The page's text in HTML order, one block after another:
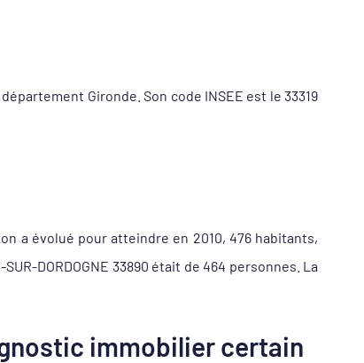
Gironde. Son code INSEE est le 33319
a évolué pour atteindre en 2010, 476 habitants,
DORDOGNE 33890 était de 464 personnes. La
immobilier certain